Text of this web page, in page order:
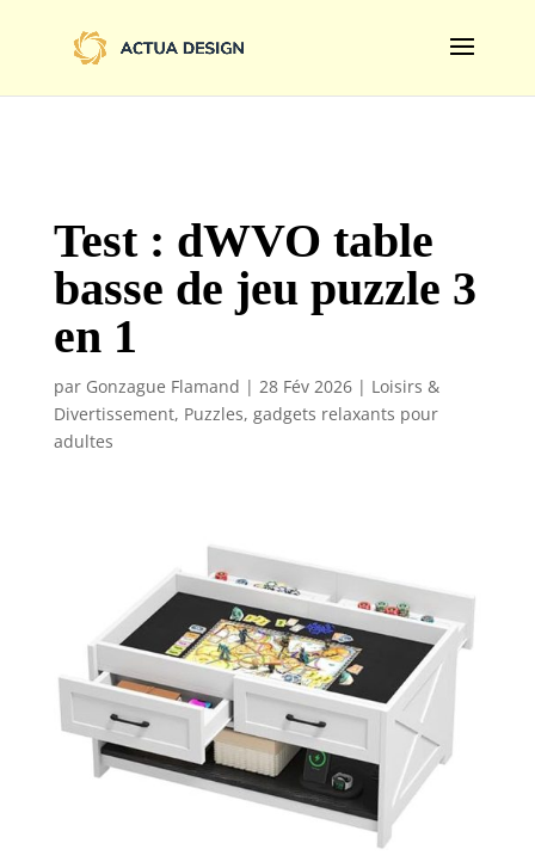
family=Limelight&display=swap');
Test : dWVO table
basse de jeu puzzle 3
en 1
par Gonzague Flamand | 28 Fév 2026| Loisirs &
Divertissement, Puzzles, gadgets relaxants pour
adultes